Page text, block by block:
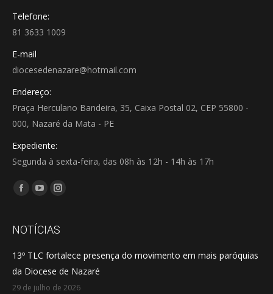
Telefone:
81 3633 1009
E-mail
diocesedenazare@hotmail.com
Endereço:
Praça Herculano Bandeira, 35, Caixa Postal 02, CEP 55800 -
000, Nazaré da Mata - PE
Expediente:
Segunda à sexta-feira, das 08h às 12h - 14h às 17h
Encontre-nos em:
Facebook
opens
new
window
YouTube
opens
new
window
Instagram
opens
new
window
NOTÍCIAS
13º TLC fortalece presença do movimento em mais paróquias
da Diocese de Nazaré
29 de julho de 2026